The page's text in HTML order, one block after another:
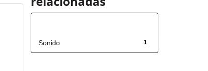
1
Sonido